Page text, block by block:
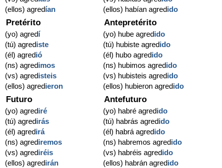
(ellos) agredían
(ellos) habían agredido
Pretérito
(yo) agredí
(tú) agrediste
(él) agredió
(ns) agredimos
(vs) agredisteis
(ellos) agredieron
Antepretérito
(yo) hube agredido
(tú) hubiste agredido
(él) hubo agredido
(ns) hubimos agredido
(vs) hubisteis agredido
(ellos) hubieron agredido
Futuro
(yo) agrediré
(tú) agredirás
(él) agredirá
(ns) agrediremos
(vs) agrediréis
(ellos) agredirán
Antefuturo
(yo) habré agredido
(tú) habrás agredido
(él) habrá agredido
(ns) habremos agredido
(vs) habréis agredido
(ellos) habrán agredido